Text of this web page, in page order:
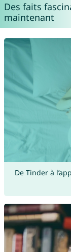
Des faits
maintenant
De Tinder à